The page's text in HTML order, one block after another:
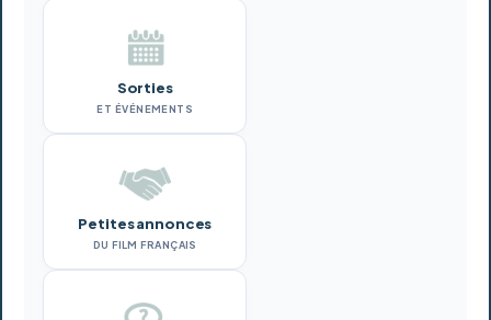
Sorties
ET ÉVÉNEMENTS
Petites annonces
DU FILM FRANÇAIS